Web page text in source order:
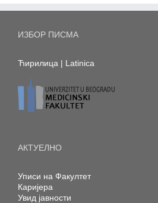
ИЗБОР ПИСМА
Ћирилица | Latinica
АКТУЕЛНО
Уписи на Факултет
Каријера
Увид јавности